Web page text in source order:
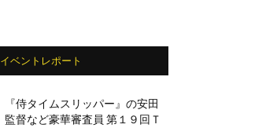
イベントレポート
『侍タイムスリッパー』の安田
監督など豪華審査員 第１９回Ｔ